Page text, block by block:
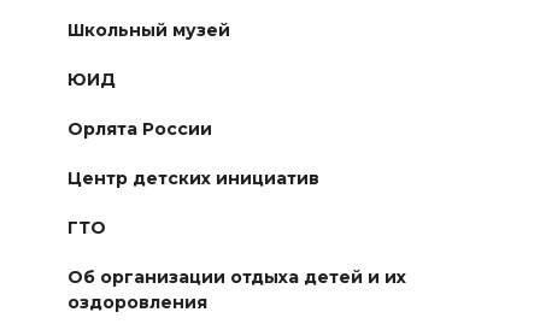
Школьный музей
ЮИД
Орлята России
Центр детских инициатив
ГТО
Об организации отдыха детей и их
оздоровления